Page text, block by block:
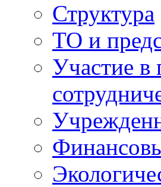
Структура
ТО и
Участие в